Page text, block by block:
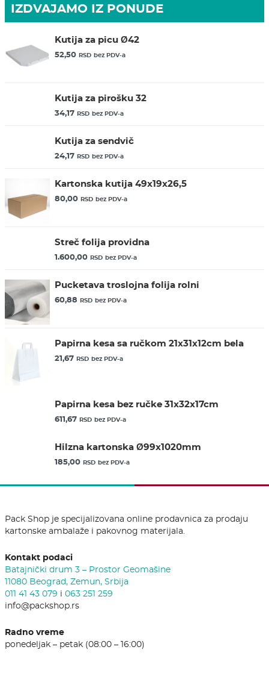
IZDVAJAMO IZ PONUDE
Kutija za picu Ø42
52,50 RSD bez PDV-a
Kutija za pirošku 32
34,17 RSD bez PDV-a
Kutija za sendvič
24,17 RSD bez PDV-a
Kartonska kutija 49x19x26,5
80,00 RSD bez PDV-a
Streč folija providna
1.600,00 RSD bez PDV-a
Pucketava troslojna folija rolni
60,88 RSD bez PDV-a
Papirna kesa sa ručkom 21x31x12cm bela
21,67 RSD bez PDV-a
Papirna kesa bez ručke 31x32x17cm
611,67 RSD bez PDV-a
Hilzna kartonska Ø99x1020mm
185,00 RSD bez PDV-a
Pack Shop je specijalizovana online prodavnica za prodaju
kartonske ambalaže i pakovnog materijala.
Kontakt podaci
Batajnički drum 3 – Prostor Geomašine
11080 Beograd, Zemun, Srbija
011 41 43 079 i 063 251 259
info@packshop.rs
Radno vreme
ponedeljak – petak (08:00 – 16:00)